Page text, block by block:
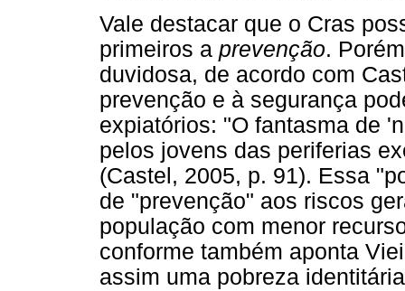
Vale destacar que o Cras
primeiros a prevenção.
duvidosa, de acordo com
prevenção e à segurança
expiatórios: "O fantasma de
pelos jovens das periferias
(Castel, 2005, p. 91). Essa
de "prevenção" aos riscos
população com menor
conforme também aponta
assim uma pobreza